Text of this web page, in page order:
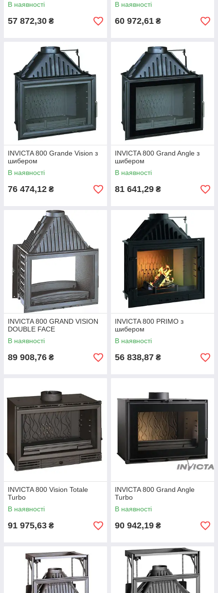
В наявності
57 872,30 ₴
В наявності
60 972,61 ₴
INVICTA 800 Grande Vision з
шибером
В наявності
76 474,12 ₴
INVICTA 800 Grand Angle з
шибером
В наявності
81 641,29 ₴
INVICTA 800 GRAND VISION
DOUBLE FACE
В наявності
89 908,76 ₴
INVICTA 800 PRIMO з
шибером
В наявності
56 838,87 ₴
INVICTA 800 Vision Totale
Turbo
В наявності
91 975,63 ₴
INVICTA 800 Grand Angle
Turbo
В наявності
90 942,19 ₴